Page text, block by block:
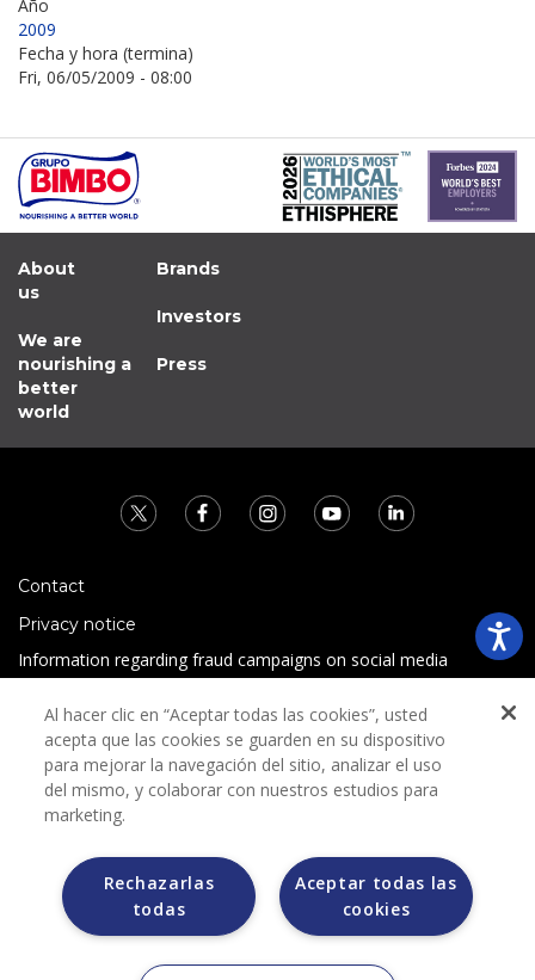
Año
2009
Fecha y hora (termina)
Fri, 06/05/2009 - 08:00
About
us
We are
nourishing a
better
world
Brands
Investors
Press
Contact
Privacy notice
Information regarding fraud campaigns on social media
Terms and conditions
Grupo Bimbo does not request any kind of payment during
the selection process.
Grupo Bimbo does not sell vehicles on other websites, but
Al hacer clic en “Aceptar todas las cookies”, usted
acepta que las cookies se guarden en su dispositivo
para mejorar la navegación del sitio, analizar el uso
del mismo, y colaborar con nuestros estudios para
marketing.
Aceptar todas las
cookies
Rechazarlas
todas